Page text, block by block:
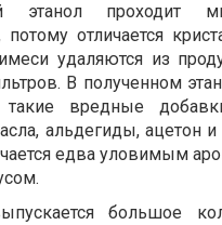
проходит
отличается
удаляются из
В полученном
такие вредные
альдегиды, ацетон и
едва уловимым
большое